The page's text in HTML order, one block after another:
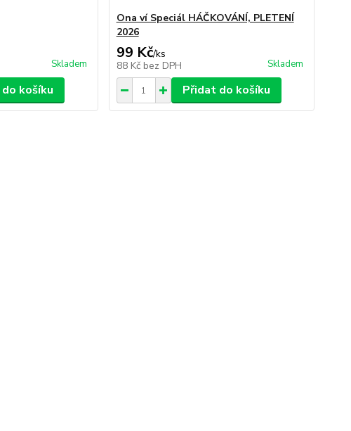
Skladem
košíku
Ona ví Speciál HÁČKOVÁNÍ, PLETENÍ
2026
99 Kč/ks
88 Kč bez DPH Skladem
Přidat do košíku